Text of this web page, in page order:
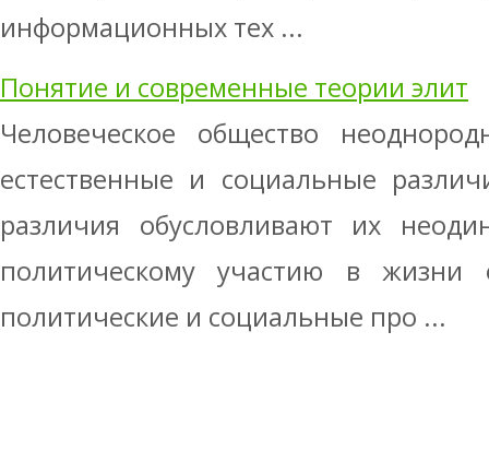
информационных тех ...
Понятие и современные теории элит
Человеческое общество
естественные и социальные
различия обусловливают их
политическому участию в жизни
политические и социальные про ...